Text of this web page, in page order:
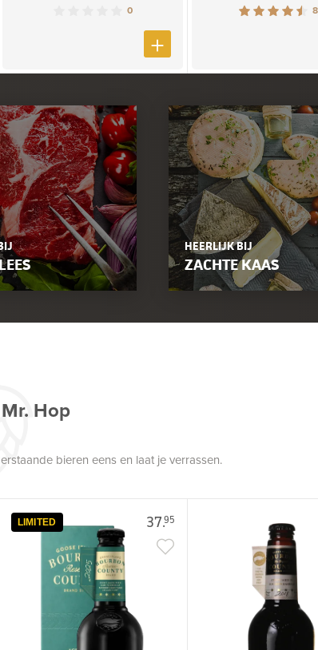
0
HEERLIJK BIJ
ZACHTE KAAS
Hop
bieren eens en laat je verrassen.
37.95
LIMITED